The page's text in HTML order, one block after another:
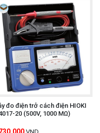
đo điện trở cách điện HIOKI
20 (500V, 1000 MΩ)